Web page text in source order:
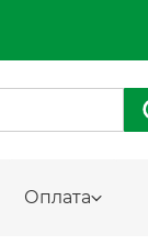
Оплата